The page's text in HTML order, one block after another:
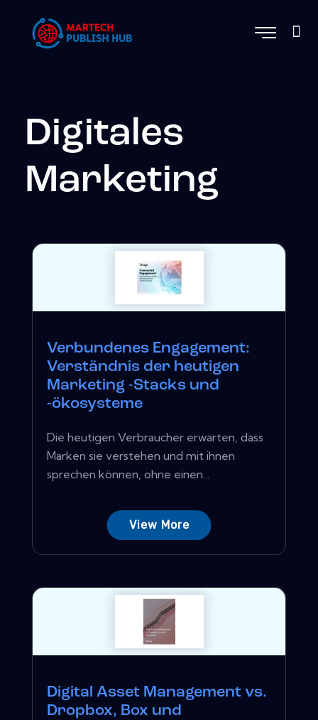
Digitales
Marketing
Verbundenes Engagement:
Verständnis der heutigen
Marketing -Stacks und
-ökosysteme
Die heutigen Verbraucher erwarten, dass
Marken sie verstehen und mit ihnen
sprechen können, ohne einen...
View More
Digital Asset Management vs.
Dropbox, Box und